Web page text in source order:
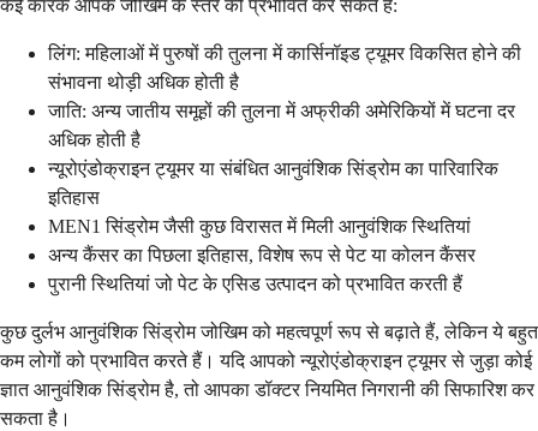
कई कारक आपके जोखिम के स्तर को प्रभावित कर सकते हैं:
लिंग: महिलाओं में पुरुषों की तुलना में कार्सिनॉइड ट्यूमर विकसित होने की
संभावना थोड़ी अधिक होती है
जाति: अन्य जातीय समूहों की तुलना में अफ्रीकी अमेरिकियों में घटना दर
अधिक होती है
न्यूरोएंडोक्राइन ट्यूमर या संबंधित आनुवंशिक सिंड्रोम का पारिवारिक
इतिहास
MEN1 सिंड्रोम जैसी कुछ विरासत में मिली आनुवंशिक स्थितियां
अन्य कैंसर का पिछला इतिहास, विशेष रूप से पेट या कोलन कैंसर
पुरानी स्थितियां जो पेट के एसिड उत्पादन को प्रभावित करती हैं
कुछ दुर्लभ आनुवंशिक सिंड्रोम जोखिम को महत्वपूर्ण रूप से बढ़ाते हैं, लेकिन ये बहुत
कम लोगों को प्रभावित करते हैं। यदि आपको न्यूरोएंडोक्राइन ट्यूमर से जुड़ा कोई
ज्ञात आनुवंशिक सिंड्रोम है, तो आपका डॉक्टर नियमित निगरानी की सिफारिश कर
सकता है।